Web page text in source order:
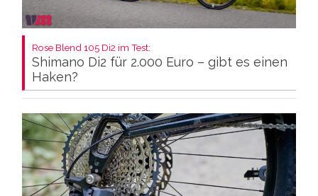
Rose Blend 105 Di2 im Test:
Shimano Di2 für 2.000 Euro – gibt es einen
Haken?